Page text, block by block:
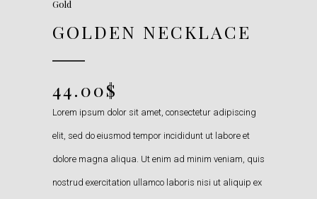
Gold
GOLDEN NECKLACE
44.00$
Lorem ipsum dolor sit amet, consectetur adipiscing
elit, sed do eiusmod tempor incididunt ut labore et
dolore magna aliqua. Ut enim ad minim veniam, quis
nostrud exercitation ullamco laboris nisi ut aliquip ex